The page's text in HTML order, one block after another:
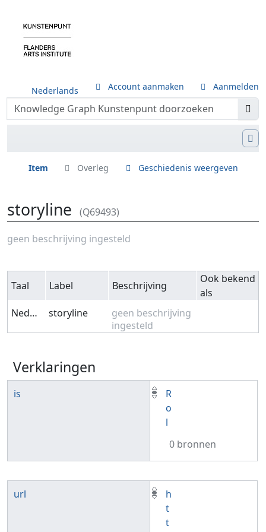
Nederlands Account aanmaken Aanmelden
Item Overleg Geschiedenis weergeven
storyline (Q69493)
Ga naar:navigatie,zoeken
geen beschrijving ingesteld
Taal Label Beschrijving
Ook bekend
als
Nederlands
storyline
geen beschrijving
ingesteld
Verklaringen
is
R
o
l
0 bronnen
url
h
t
t